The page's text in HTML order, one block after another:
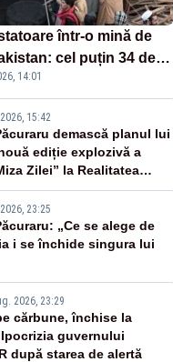
într-o mină de
cel puțin 34 de
14:01
15:42
demască planul lui
ediție explozivă a
Zilei” la Realitatea
23:25
„Ce se alege de
i se închide singura lui
2026, 23:29
cărbune, închise la
guvernului
după starea de alertă